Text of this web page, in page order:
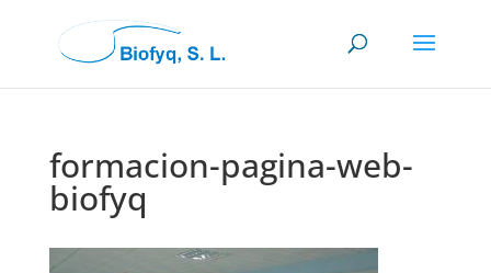
formacion-pagina-web-
biofyq